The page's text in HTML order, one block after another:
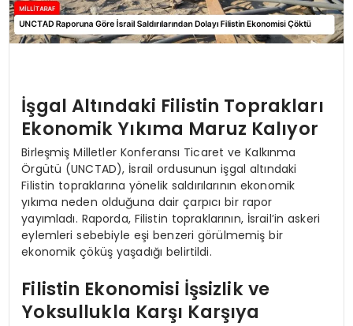
İşgal Altındaki Filistin Toprakları
Ekonomik Yıkıma Maruz Kalıyor
Birleşmiş Milletler Konferansı Ticaret ve Kalkınma
Örgütü (UNCTAD), İsrail ordusunun işgal altındaki
Filistin topraklarına yönelik saldırılarının ekonomik
yıkıma neden olduğuna dair çarpıcı bir rapor
yayımladı. Raporda, Filistin topraklarının, İsrail’in askeri
eylemleri sebebiyle eşi benzeri görülmemiş bir
ekonomik çöküş yaşadığı belirtildi.
Filistin Ekonomisi İşsizlik ve
Yoksullukla Karşı Karşıya